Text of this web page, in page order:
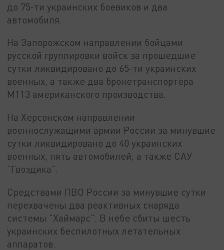
до 75-ти украинских боевиков и два
автомобиля.
На Запорожском направлении бойцами
русской группировки войск за прошедшие
сутки ликвидировано до 65-ти украинских
военных, а также два бронетранспортёра
М113 американского производства.
На Херсонском направлении
военнослужащими армии России за минувшие
сутки ликвидировано до 40 украинских
военных, пять автомобилей, а также САУ
"Гвоздика".
Средствами ПВО России за минувшие сутки
перехвачены два реактивных снаряда
системы "Хаймарс". В небе сбиты шесть
украинских беспилотных летательных
аппаратов.